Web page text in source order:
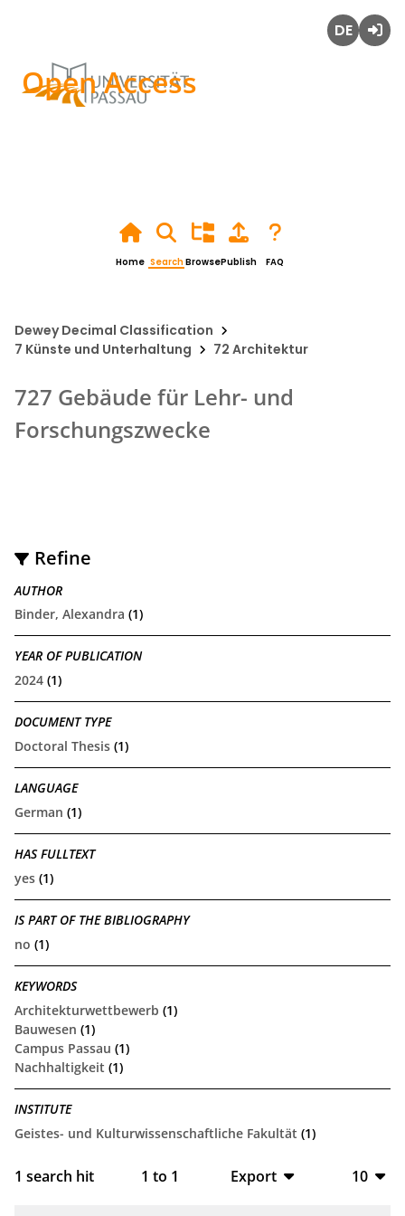
Open Access
Home SearchBrowsePublish FAQ
Dewey Decimal Classification
7 Künste und Unterhaltung
72 Architektur
727 Gebäude für Lehr- und
Forschungszwecke
Refine
AUTHOR
Binder, Alexandra (1)
YEAR OF PUBLICATION
2024 (1)
DOCUMENT TYPE
Doctoral Thesis (1)
LANGUAGE
German (1)
HAS FULLTEXT
yes (1)
IS PART OF THE BIBLIOGRAPHY
no (1)
KEYWORDS
Architekturwettbewerb (1)
Bauwesen (1)
Campus Passau (1)
Nachhaltigkeit (1)
INSTITUTE
Geistes- und Kulturwissenschaftliche Fakultät (1)
1 search hit 1 to 1
Export
10